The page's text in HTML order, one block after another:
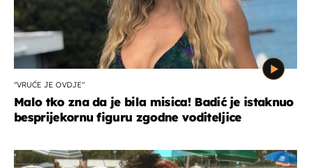
"VRUĆE JE OVDJE"
Malo tko zna da je bila misica! Badić je istaknuo
besprijekornu figuru zgodne voditeljice